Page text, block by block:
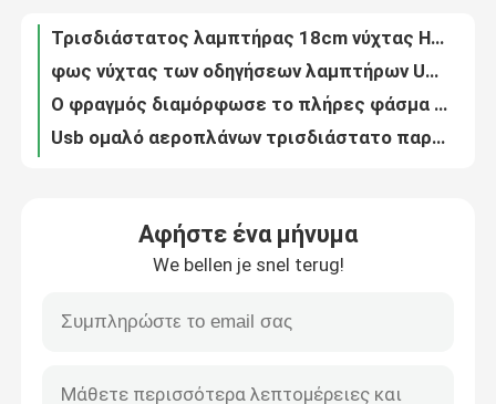
Ποιοτικός έλεγχος
Μας ελάτε σε επαφή με
Φως νύχτας των οδηγήσεων σιλικόνης
Φως νύχτας των έξυπνων οδηγήσεων
Περιβαλλοντικό φως νύχτας
Ο φωτοστέφανος λαμπτήρων 6hours αύξησης των τηλεσκοπικών οδηγήσεων αυξάνεται το ύψος φω'των διευθετήσιμο
7 ή ελαφρύ 3W 16 τρισδιάστατων οδηγήσεων χρωμάτων νύχτας φως νύχτας CE τρισδιάστατο ακρυλικό με τη ραγισμένη βάση
Ο λαμπτήρας 12H αύξησης φύλλων σφενδάμου οδηγήσεων μελισσών ΣΙΔΕΡΏΝΕΙ τις κόκκινες μπλε ελαφριές εγκαταστάσεις
Επανακαταλογηστέος Wineglass επιτραπέζιος λαμπτήρας κρυστάλλου διαμαντιών για το Υπουργείο Εσωτερικών
Αφήστε ένα μήνυμα
We bellen je snel terug!